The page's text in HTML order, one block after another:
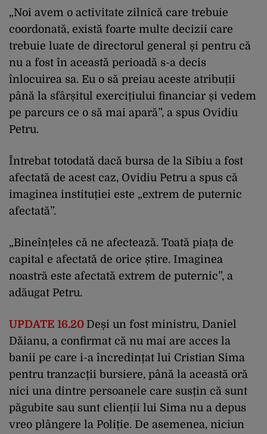
„Noi avem o activitate zilnică care trebuie
coordonată, există foarte multe decizii care
trebuie luate de directorul general și pentru că
nu a fost în această perioadă s-a decis
înlocuirea sa. Eu o să preiau aceste atribuții
până la sfârșitul exercițiului financiar și vedem
pe parcurs ce o să mai apară”, a spus Ovidiu
Petru.
Întrebat totodată dacă bursa de la Sibiu a fost
afectată de acest caz, Ovidiu Petru a spus că
imaginea instituției este „extrem de puternic
afectată”.
„Bineînțeles că ne afectează. Toată piața de
capital e afectată de orice știre. Imaginea
noastră este afectată extrem de puternic”, a
adăugat Petru.
UPDATE 16.20 Deși un fost ministru, Daniel
Dăianu, a confirmat că nu mai are acces la
banii pe care i-a încredințat lui Cristian Sima
pentru tranzacții bursiere, până la această oră
nici una dintre persoanele care susțin că sunt
păgubite sau sunt clienții lui Sima nu a depus
vreo plângere la Poliție. De asemenea, niciun